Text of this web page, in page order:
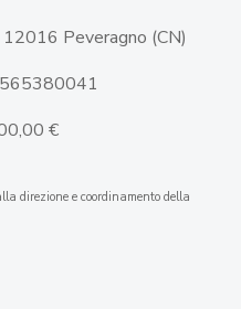
Peveragno (CN)
€
direzione e coordinamento della